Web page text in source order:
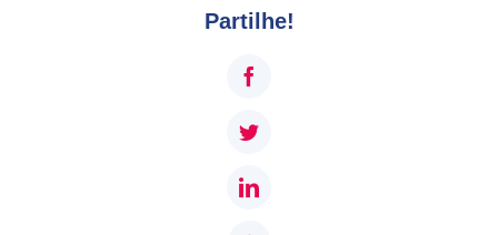
Partilhe!
Facebook
Twitter
LinkedIn